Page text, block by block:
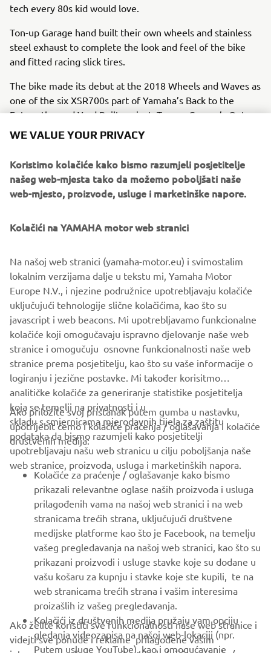
tech every 80s kid would love.
Ton-up Garage hand built their own wheels and stainless
steel exhaust to complete the look and feel of the bike
and fitted racing slick tires.
The bike made its debut at the 2018 Wheels and Waves as
one of the six XSR700s part of Yamaha’s Back to the
Future themed Yard Built project. Ton-up Garage’s Outrun
was a real head turner and won, in its category, the
CORPORATE
FOR BUSINESS
MORE YAMAHA
SUPPORT
BILTEN
Budite prvi koji će saznati o najnovijim ponudama, posebnim
događajima, novim izdanjima i još mnogo toga
WE VALUE YOUR PRIVACY
Koristimo kolačiće kako bismo razumjeli posjetitelje
našeg web-mjesta tako da možemo poboljšati naše
web-mjesto, proizvode, usluge i marketinške napore.
Kolačići na YAMAHA motor web stranici
Na našoj web stranici (yamaha-motor.eu) i svimostalim
lokalnim verzijama dalje u tekstu mi, Yamaha Motor
Europe N.V., i njezine podružnice upotrebljavaju kolačiće
uključujući tehnologije slične kolačićima, kao što su
javascript i web beacons. Mi upotrebljavamo funkcionalne
kolačiće koji omogučavaju ispravno djelovanje naše web
stranice i omogučuju osnovne funkcionalnosti naše web
stranice prema posjetitelju, kao što su vaše informacije o
logiranju i jezične postavke. Mi također korisitmo
analitičke kolačiće za generiranje statistike posjetitelja
koja se temelji na privatnosti i u
skladu s smjernicama mjerodavnih tijela za zaštitu
podataka da bismo razumjeli kako posjetitelji
upotrebljavaju našu web stranicu u cilju poboljšanja naše
web stranice, proizvoda, usluga i marketinških napora.
Ako priložite svoj pristanak putem gumba u nastavku,
upotrijebit ćemo i kolačiće praćenja / oglašavanja i kolačiće
društvenih medija:
Kolačiće za praćenje / oglašavanje kako bismo
prikazali relevantne oglase naših proizvoda i usluga
prilagođenih vama na našoj web stranici i na web
stranicama trećih strana, uključujući društvene
medijske platforme kao što je Facebook, na temelju
vašeg pregledavanja na našoj web stranici, kao što su
prikazani proizvodi i usluge stavke koje su dodane u
vašu košaru za kupnju i stavke koje ste kupili, te na
web stranicama trećih strana i vašim interesima
proizašlih iz vašeg pregledavanja.
Kolačići iz društvenih medija pružaju vam opciju
gledanja videozapisa na našoj web-lokaciji (npr.
Putem usluge YouTube), kao i omogućavanje
Ako želite koristiti sve funkcionalnosti naše web stranice i
videjti sve ponude i reklame prilagođene vašim